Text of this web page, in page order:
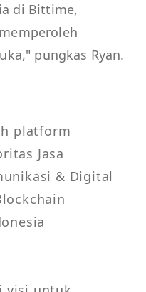
di Bittime,
pungkas Ryan.
platform
Jasa
& Digital